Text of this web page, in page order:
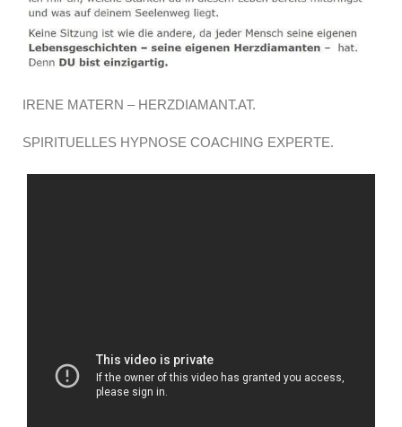
IRENE MATERN – HERZDIAMANT.AT.
SPIRITUELLES HYPNOSE COACHING EXPERTE.